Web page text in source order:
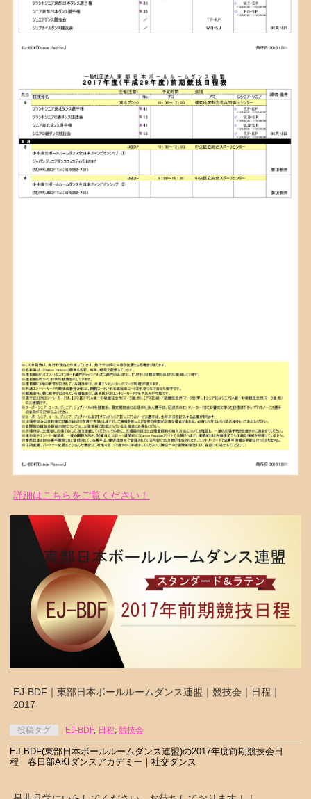
詳細はこちらをご覧ください！
EJ-BDF｜東部日本ボールルームダンス連盟｜競技会｜日程｜
2017
投稿タグ EJ-BDF, 日程,競技会
EJ-BDF(東部日本ボールルームダンス連盟)の2017年度前期競技会日
程 春日部AKIダンスアカデミー｜社交ダンス